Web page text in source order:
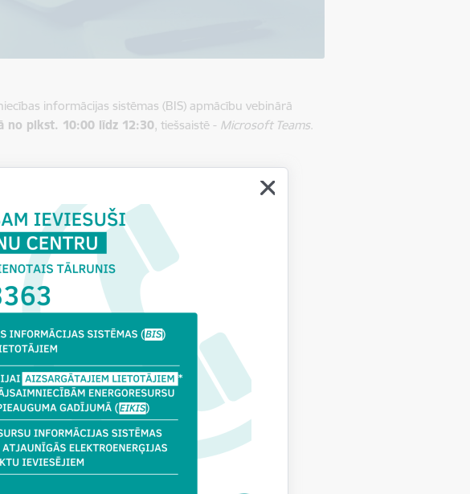
informācijas sistēmas (BIS) apmācību vebinārā
no plkst. 10:00 līdz 12:30, tiešsaistē - Microsoft Teams.